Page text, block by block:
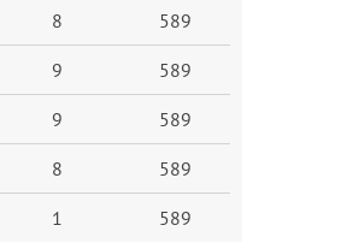
8 589
9 589
9 589
8 589
1 589